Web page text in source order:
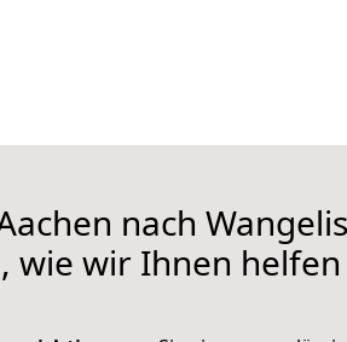
nach
wie wir Ihnen helfen